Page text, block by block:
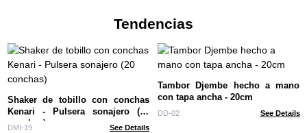
Tendencias
Shaker de tobillo con conchas
Kenari - Pulsera sonajero (20
conchas)
DMI-19 See Details
Tambor Djembe hecho a mano
con tapa ancha - 20cm
DD-02 See Details